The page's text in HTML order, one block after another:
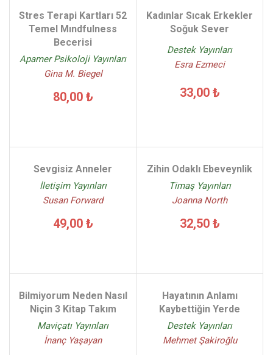
Stres Terapi Kartları 52
Temel Mındfulness
Becerisi
Apamer Psikoloji Yayınları
Gina M. Biegel
80,00 ₺
Kadınlar Sıcak Erkekler
Soğuk Sever
Destek Yayınları
Esra Ezmeci
33,00 ₺
Sevgisiz Anneler
İletişim Yayınları
Susan Forward
49,00 ₺
Zihin Odaklı Ebeveynlik
Timaş Yayınları
Joanna North
32,50 ₺
Bilmiyorum Neden Nasıl
Niçin 3 Kitap Takım
Maviçatı Yayınları
İnanç Yaşayan
Hayatının Anlamı
Kaybettiğin Yerde
Destek Yayınları
Mehmet Şakiroğlu